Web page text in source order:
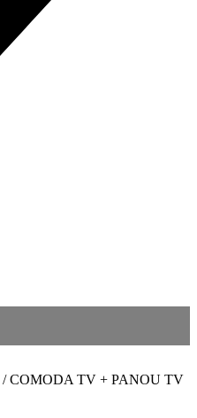
/ COMODA TV + PANOU TV